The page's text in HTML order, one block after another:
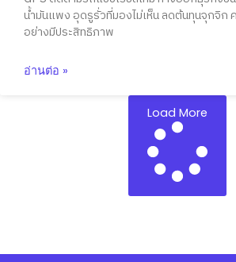
น้ำมันแพง อุดรูรั่วที่มองไม่เห็น ลดต้นทุนจุกจิก
อย่างมีประสิทธิภาพ
อ่านต่อ »
Load More